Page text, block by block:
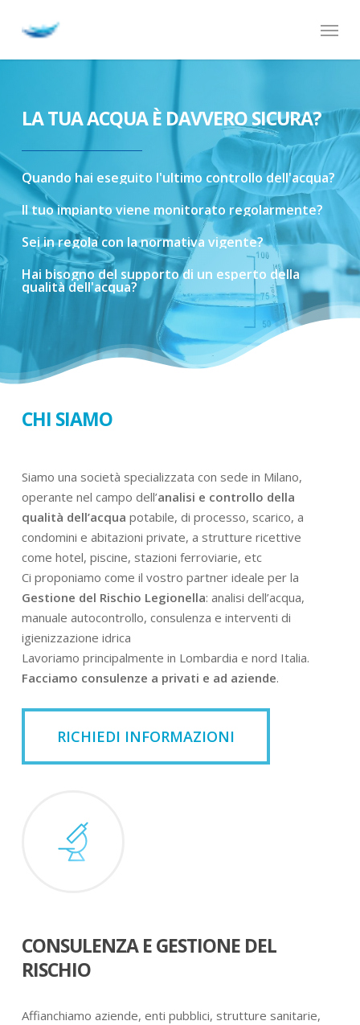
Menu
LA TUA ACQUA È DAVVERO SICURA?
Quando hai eseguito l'ultimo controllo dell'acqua?
Il tuoimpianto viene monitorato regolarmente?
Seiinregola con lanormativa vigente?
Hai bisognodel supportodi un esperto della
qualitàdell'acqua?
CHI SIAMO
Siamo una società specializzata con sede in Milano,
operante nel campo dell’analisi e controllo della
qualità dell’acqua potabile, di processo, scarico, a
condomini e abitazioni private, a strutture ricettive
come hotel, piscine, stazioni ferroviarie, etc
Ci proponiamo come il vostro partner ideale per la
Gestione del Rischio Legionella: analisi dell’acqua,
manuale autocontrollo, consulenza e interventi di
igienizzazione idrica
Lavoriamo principalmente in Lombardia e nord Italia.
Facciamo consulenze a privati e ad aziende.
RICHIEDI INFORMAZIONI
CONSULENZA E GESTIONE DEL
RISCHIO
Affianchiamo aziende, enti pubblici, strutture sanitarie,